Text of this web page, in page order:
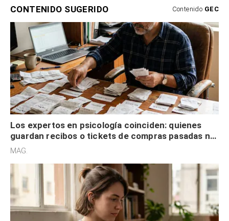
CONTENIDO SUGERIDO Contenido GEC
Los expertos en psicología coinciden: quienes
guardan recibos o tickets de compras pasadas no
son acumuladores, sino que tienen necesidad de
MAG.